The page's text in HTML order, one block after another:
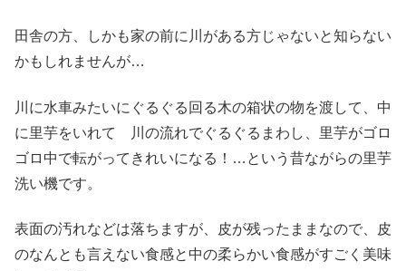
田舎の方、しかも家の前に川がある方じゃないと知らない
かもしれませんが…
川に水車みたいにぐるぐる回る木の箱状の物を渡して、中
に里芋をいれて 川の流れでぐるぐるまわし、里芋がゴロ
ゴロ中で転がってきれいになる！…という昔ながらの里芋
洗い機です。
表面の汚れなどは落ちますが、皮が残ったままなので、皮
のなんとも言えない食感と中の柔らかい食感がすごく美味